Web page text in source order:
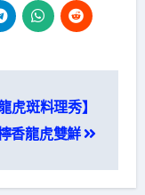
虎斑料理秀】
香龍虎雙鮮